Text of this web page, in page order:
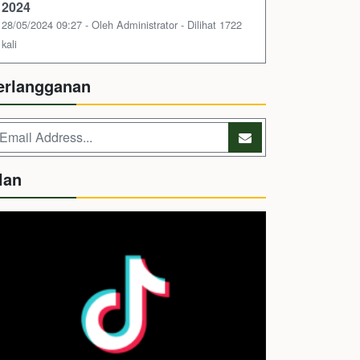
2024
28/05/2024 09:27 - Oleh Administrator - Dilihat 1722
kali